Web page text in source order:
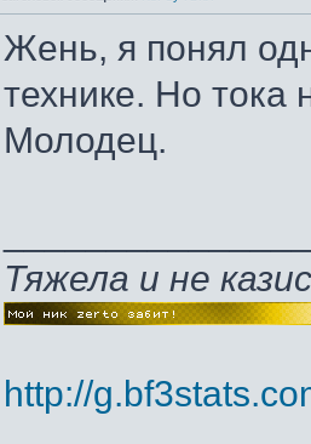
Жень, я понял
технике. Но тока
Молодец.
Тяжела и не
http://